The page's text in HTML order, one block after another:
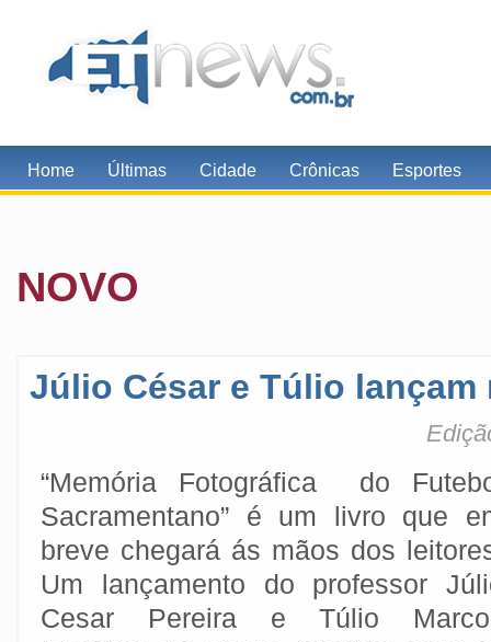
Home Últimas Cidade Crônicas Esportes
NOVO
Júlio César e Túlio
“Memória Fotográfica do
Sacramentano” é um livro que
breve chegará ás mãos dos
Um lançamento do professor
Cesar Pereira e Túlio